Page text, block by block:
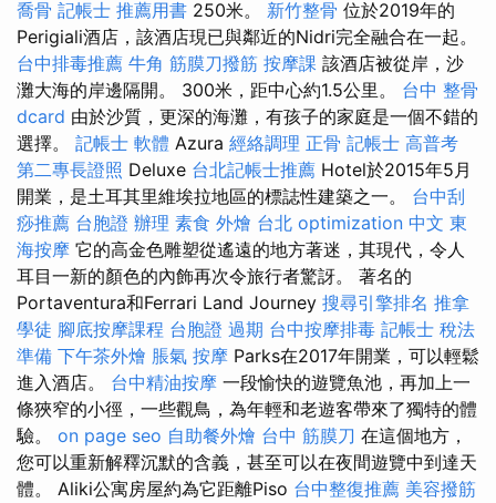
喬骨 記帳士 推薦用書 250米。 新竹整骨 位於2019年的
Perigiali酒店，該酒店現已與鄰近的Nidri完全融合在一起。
台中排毒推薦 牛角 筋膜刀撥筋 按摩課 該酒店被從岸，沙
灘大海的岸邊隔開。 300米，距中心約1.5公里。 台中 整骨
dcard 由於沙質，更深的海灘，有孩子的家庭是一個不錯的
選擇。 記帳士 軟體 Azura 經絡調理 正骨 記帳士 高普考
第二專長證照 Deluxe 台北記帳士推薦 Hotel於2015年5月
開業，是土耳其里維埃拉地區的標誌性建築之一。 台中刮
痧推薦 台胞證 辦理 素食 外燴 台北 optimization 中文 東
海按摩 它的高金色雕塑從遙遠的地方著迷，其現代，令人
耳目一新的顏色的內飾再次令旅行者驚訝。 著名的
Portaventura和Ferrari Land Journey 搜尋引擎排名 推拿
學徒 腳底按摩課程 台胞證 過期 台中按摩排毒 記帳士 稅法
準備 下午茶外燴 脹氣 按摩 Parks在2017年開業，可以輕鬆
進入酒店。 台中精油按摩 一段愉快的遊覽魚池，再加上一
條狹窄的小徑，一些觀鳥，為年輕和老遊客帶來了獨特的體
驗。 on page seo 自助餐外燴 台中 筋膜刀 在這個地方，
您可以重新解釋沉默的含義，甚至可以在夜間遊覽中到達天
體。 Aliki公寓房屋約為它距離Piso 台中整復推薦 美容撥筋